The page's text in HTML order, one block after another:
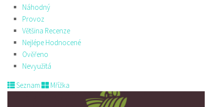
Náhodný
Provoz
Většina Recenze
Nejlépe Hodnocené
Ověřeno
Nevyužitá
Seznam Mřížka